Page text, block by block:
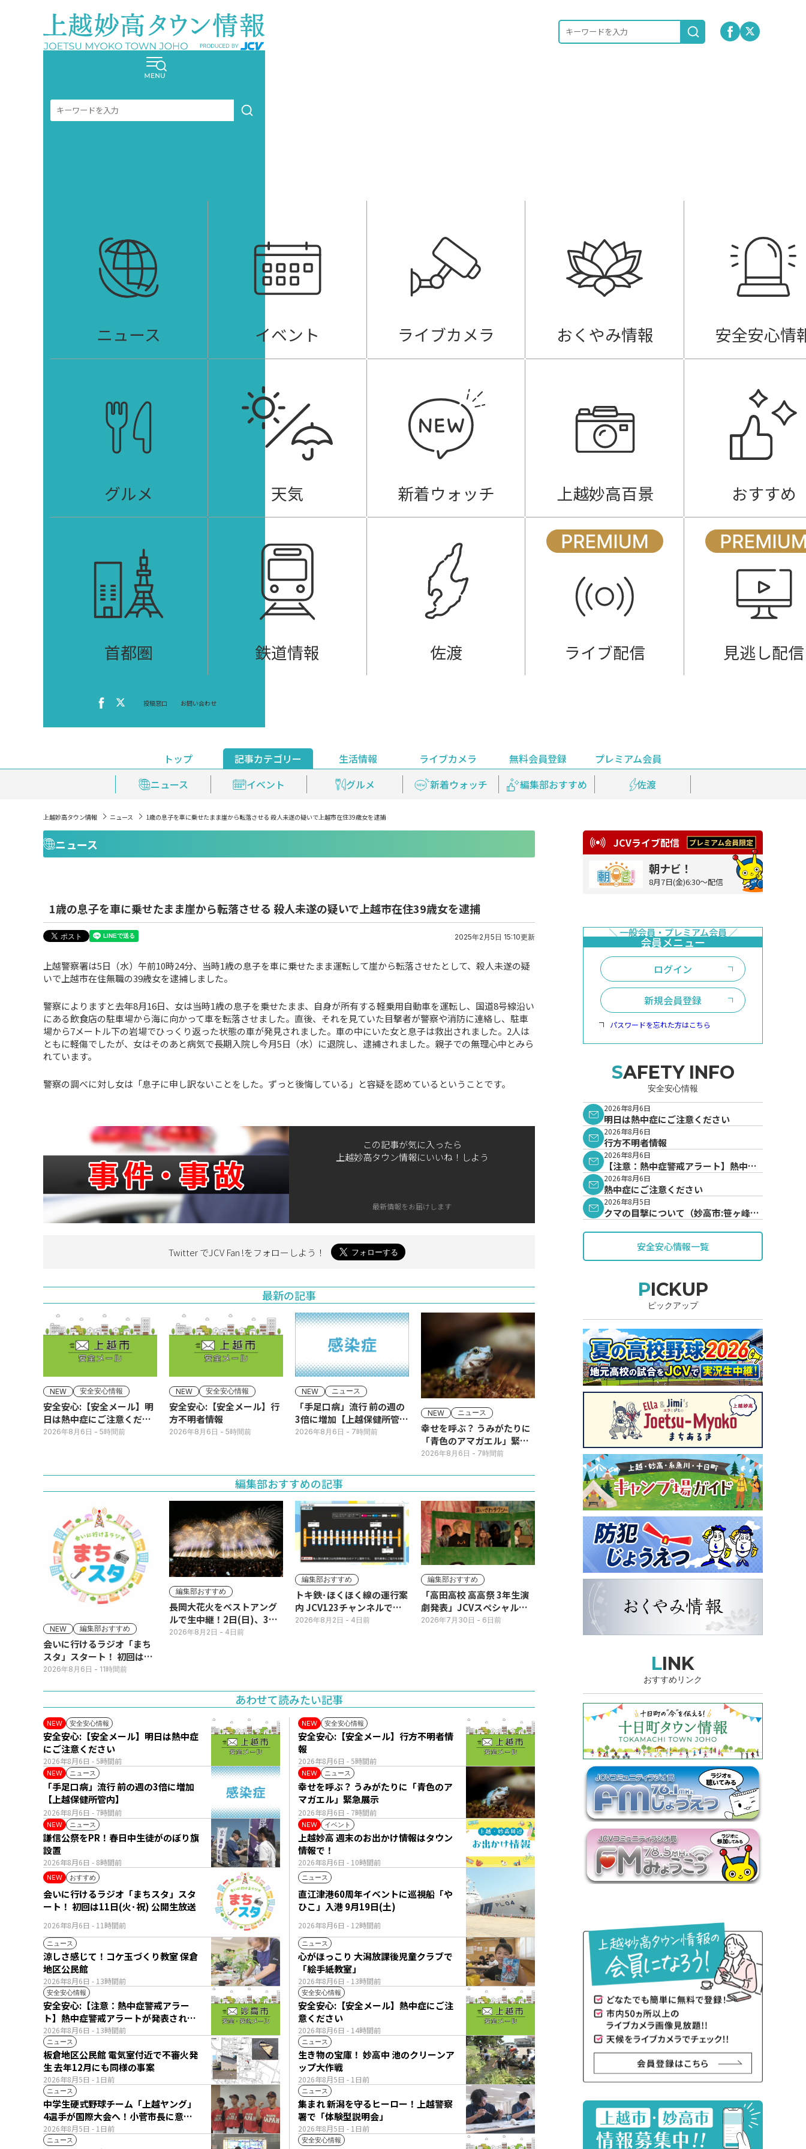
ニュース イベント ライブカメラ おくやみ情報 安全安心情
グルメ 天気 新着ウォッチ 上越妙高百景 おすすめ
首都圏 鉄道情報 佐渡 ライブ配信 見逃し配信
投稿窓口 お問い合わせ
トップ
記事カテゴリー
ニュース
イベント グルメ 新着ウォッチ 編集部おすすめ 佐渡
生活情報
おくやみ情報
安全安心情報 天気 上越妙高百景 鉄道情報
ライブカメラ 無料会員登録
プレミアム会員
ライブ配信
見逃し配信 プレミアム会員登録
上越妙高タウン情報 ニュース 1歳の息子を車に乗せたまま崖から転落させる 殺人未遂の疑いで上越市在住39歳女を逮捕
ニュース
1歳の息子を車に乗せたまま崖から転落させる 殺人未遂の疑いで上越市在住39歳女を逮捕
2025年2月5日 15:10更新
上越警察署は5日（水）午前10時24分、当時1歳の息子を車に乗せたまま運転して崖から転落させたとして、殺人未遂の疑
いで上越市在住無職の39歳女を逮捕しました。
警察によりますと去年8月16日、女は当時1歳の息子を乗せたまま、自身が所有する軽乗用自動車を運転し、国道8号線沿い
にある飲食店の駐車場から海に向かって車を転落させました。直後、それを見ていた目撃者が警察や消防に連絡し、駐車
場から7メートル下の岩場でひっくり返った状態の車が発見されました。車の中にいた女と息子は救出されました。2人は
ともに軽傷でしたが、女はそのあと病気で長期入院し今月5日（水）に退院し、逮捕されました。親子での無理心中とみら
れています。
警察の調べに対し女は「息子に申し訳ないことをした。ずっと後悔している」と容疑を認めているということです。
この記事が気に入ったら
上越妙高タウン情報にいいね！しよう
最新情報をお届けします
Twitter でJCV Fan !をフォローしよう！
最新の記事
NEW 安全安心情報
安全安心:【安全メール】明
日は熱中症にご注意くださ
い
2026年8月6日 - 5時間前
NEW 安全安心情報
安全安心:【安全メール】行
方不明者情報
2026年8月6日 - 5時間前
NEW ニュース
「手足口病」流行 前の週の
3倍に増加【上越保健所管
内】
2026年8月6日 - 7時間前
NEW ニュース
幸せを呼ぶ？ うみがたりに
「青色のアマガエル」緊急
展示
2026年8月6日 - 7時間前
編集部おすすめの記事
NEW 編集部おすすめ
会いに行けるラジオ「まち
スタ」スタート！ 初回は11
日(火･祝) 公開生放送
2026年8月6日 - 11時間前
編集部おすすめ
長岡大花火をベストアング
ルで生中継！2日(日)、3日
(月)
2026年8月2日 - 4日前
編集部おすすめ
トキ鉄･ほくほく線の運行案
内 JCV123チャンネルで平
日毎朝表示
2026年8月2日 - 4日前
編集部おすすめ
「高田高校 高高祭 3年生演
劇発表」JCVスペシャルで
放送中！
2026年7月30日 - 6日前
あわせて読みたい記事
NEW 安全安心情報
2026年8月6日 - 5時間前
安全安心:【安全メール】明日は熱中症
にご注意ください
NEW 安全安心情報
2026年8月6日 - 5時間前
安全安心:【安全メール】行方不明者情
報
NEW ニュース
2026年8月6日 - 7時間前
「手足口病」流行 前の週の3倍に増加
【上越保健所管内】
NEW ニュース
2026年8月6日 - 7時間前
幸せを呼ぶ？ うみがたりに「青色のア
マガエル」緊急展示
NEW ニュース
2026年8月6日 - 8時間前
謙信公祭をPR！春日中生徒がのぼり旗
設置
NEW イベント
2026年8月6日 - 10時間前
上越妙高 週末のお出かけ情報はタウン
情報で！
NEW おすすめ
2026年8月6日 - 11時間前
会いに行けるラジオ「まちスタ」スタ
ート！ 初回は11日(火･祝) 公開生放送
ニュース
2026年8月6日 - 12時間前
直江津港60周年イベントに巡視船「や
ひこ」入港 9月19日(土)
ニュース
2026年8月6日 - 13時間前
涼しさ感じて！コケ玉づくり教室 保倉
地区公民館
ニュース
2026年8月6日 - 13時間前
心がほっこり 大潟放課後児童クラブで
「絵手紙教室」
安全安心情報
2026年8月6日 - 13時間前
安全安心:【注意：熱中症警戒アラー
ト】熱中症警戒アラートが発表されて
います。
安全安心情報
2026年8月6日 - 14時間前
安全安心:【安全メール】熱中症にご注
意ください
ニュース
2026年8月5日 - 1日前
板倉地区公民館 電気室付近で不審火発
生 去年12月にも同様の事案
ニュース
2026年8月5日 - 1日前
生き物の宝庫！ 妙高中 池のクリーンア
ップ大作戦
ニュース
2026年8月5日 - 1日前
中学生硬式野球チーム「上越ヤング」
4選手が国際大会へ！小菅市長に意気
込み語る
ニュース
2026年8月5日 - 1日前
集まれ 新潟を守るヒーロー！上越警察
署で「体験型説明会」
ニュース 安全安心情報
JCVライブ配信
朝ナビ！
8月7日(金)6:30～配信
ログイン
新規会員登録
パスワードを忘れた方はこちら
SAFETY INFO
安全安心情報
2026年8月6日
明日は熱中症にご注意ください
2026年8月6日
行方不明者情報
2026年8月6日
【注意：熱中症警戒アラート】熱中症
警戒アラートが発表されています。
2026年8月6日
熱中症にご注意ください
2026年8月5日
クマの目撃について（妙高市:笹ヶ峰地
安全安心情報一覧
PICKUP
ピックアップ
LINK
おすすめリンク